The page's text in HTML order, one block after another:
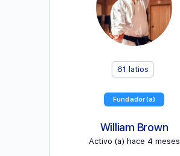
61 latios
Fundador(a)
William Brown
Activo (a) hace 4 meses